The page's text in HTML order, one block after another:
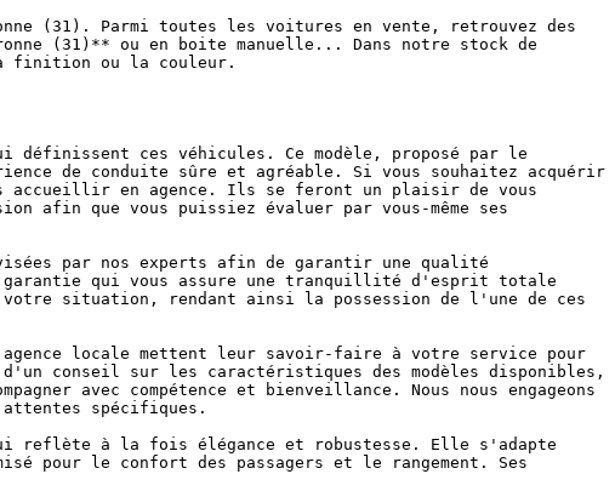
(31). Parmi toutes les voitures en vente, retrouvez des
(31)** ou en boite manuelle... Dans notre stock de
finition ou la couleur.
ces véhicules. Ce modèle, proposé par le
de conduite sûre et agréable. Si vous souhaitez acquérir
accueillir en agence. Ils se feront un plaisir de vous
afin que vous puissiez évaluer par vous-même ses
par nos experts afin de garantir une qualité
garantie qui vous assure une tranquillité d'esprit totale
situation, rendant ainsi la possession de l'une de ces
agence locale mettent leur savoir-faire à votre service pour
d'un conseil sur les caractéristiques des modèles disponibles,
avec compétence et bienveillance. Nous nous engageons
attentes spécifiques.
qui reflète à la fois élégance et robustesse. Elle s'adapte
pour le confort des passagers et le rangement. Ses